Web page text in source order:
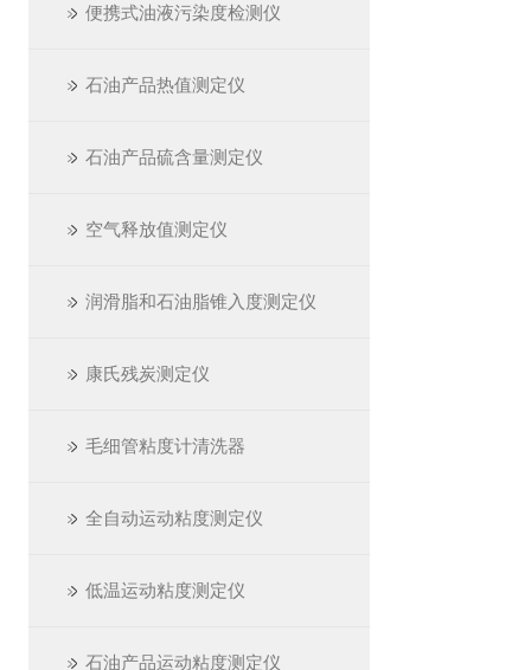
便携式油液污染度检测仪
石油产品热值测定仪
石油产品硫含量测定仪
空气释放值测定仪
润滑脂和石油脂锥入度测定仪
康氏残炭测定仪
毛细管粘度计清洗器
全自动运动粘度测定仪
低温运动粘度测定仪
石油产品运动粘度测定仪